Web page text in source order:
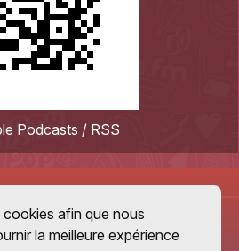
Podcasts / RSS
cookies afin que nous
la meilleure expérience